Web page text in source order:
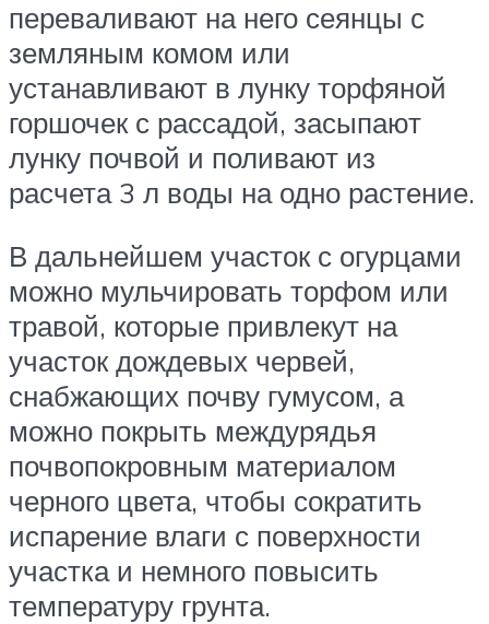
переваливают на него сеянцы с
земляным комом или
устанавливают в лунку торфяной
горшочек с рассадой, засыпают
лунку почвой и поливают из
расчета 3 л воды на одно растение.
В дальнейшем участок с огурцами
можно мульчировать торфом или
травой, которые привлекут на
участок дождевых червей,
снабжающих почву гумусом, а
можно покрыть междурядья
почвопокровным материалом
черного цвета, чтобы сократить
испарение влаги с поверхности
участка и немного повысить
температуру грунта.